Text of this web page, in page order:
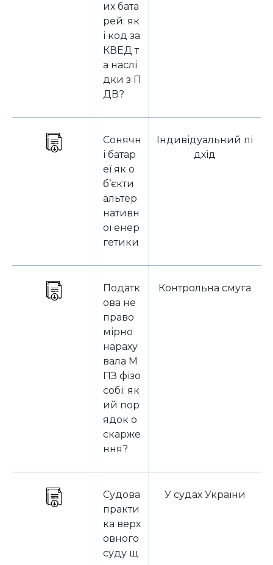
их бата
рей: як
і код за
КВЕД т
а наслі
дки з П
ДВ?
Сонячн
і батар
еї як о
б’єкти
альтер
нативн
ої енер
гетики
Індивідуальний пі
дхід
Податк
ова не
право
мірно
нараху
вала М
ПЗ фізо
собі: як
ий пор
ядок о
скарже
ння?
Контрольна смуга
Судова
практи
ка верх
овного
суду щ
У судах України